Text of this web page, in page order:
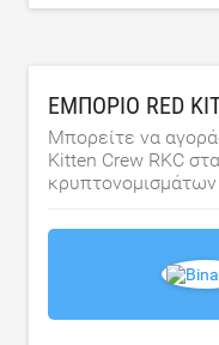
ΕΜΠΌΡΙΟ RED
Μπορείτε να
Kitten Crew RKC
κρυπτονομισμάτων